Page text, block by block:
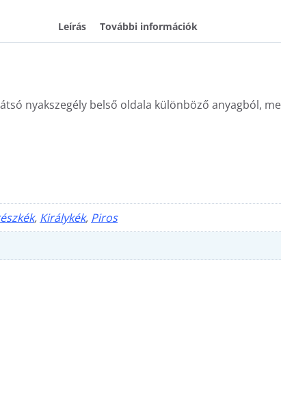
Leírás További információk
nyakszegély belső oldala különböző anyagból,
, Királykék, Piros